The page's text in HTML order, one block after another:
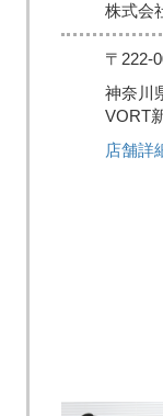
株式会
〒222-
神奈川
VORT
店舗詳